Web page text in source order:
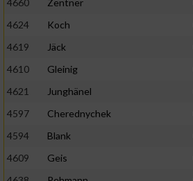
4660
Zentner
4624
Koch
4619
Jäck
4610
Gleinig
4621
Junghänel
4597
Cherednychek
4594
Blank
4609
Geis